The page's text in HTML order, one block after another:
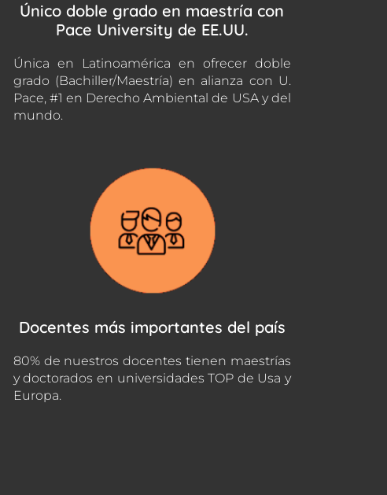
Único doble grado en maestría con
Pace University de EE.UU.
Única en Latinoamérica en ofrecer doble
grado (Bachiller/Maestría) en alianza con U.
Pace, #1 en Derecho Ambiental de USA y del
mundo.
Docentes más importantes del país
80% de nuestros docentes tienen maestrías
y doctorados en universidades TOP de Usa y
Europa.